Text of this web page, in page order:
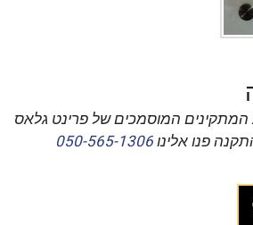
המתקינים המוסמכים של פרינט גלאס
פנו אלינו050-565-1306